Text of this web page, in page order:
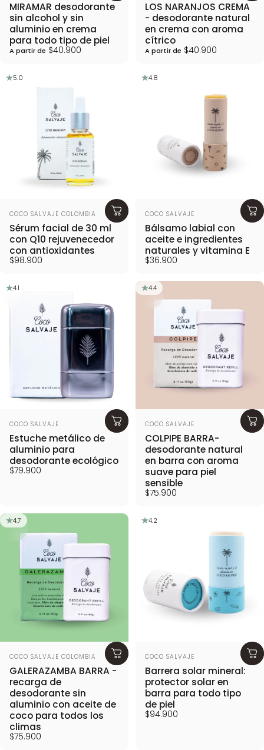
MIRAMAR desodorante
sin alcohol y sin
aluminio en crema
para todo tipo de piel
A partir de $40.900
LOS NARANJOS CREMA
- desodorante natural
en crema con aroma
cítrico
A partir de $40.900
5.0
Proveedor:
COCO SALVAJE COLOMBIA
Sérum facial de 30 ml
con Q10 rejuvenecedor
con antioxidantes
$98.900
4.8
Proveedor:
COCO SALVAJE
Bálsamo labial con
aceite e ingredientes
naturales y vitamina E
$36.900
4.1
Proveedor:
COCO SALVAJE
Estuche metálico de
aluminio para
desodorante ecológico
$79.900
4.4
Proveedor:
COCO SALVAJE
COLPIPE BARRA-
desodorante natural
en barra con aroma
suave para piel
sensible
$75.900
4.7
Proveedor:
COCO SALVAJE COLOMBIA
GALERAZAMBA BARRA -
recarga de
desodorante sin
aluminio con aceite de
coco para todos los
climas
$75.900
4.2
Proveedor:
COCO SALVAJE
Barrera solar mineral:
protector solar en
barra para todo tipo
de piel
$94.900